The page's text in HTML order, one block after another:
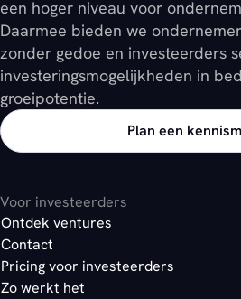
een hoger niveau voor
Daarmee bieden we
zonder gedoe en investeerders
investeringsmogelijkheden in
groeipotentie.
Plan een
Voor investeerders
Ontdek ventures
Contact
Pricing voor investeerders
Zo werkt het